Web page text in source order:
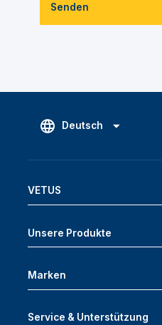
Senden
Deutsch
VETUS
Unsere Produkte
Marken
Service & Unterstützung